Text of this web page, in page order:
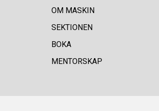
OM MASKIN
SEKTIONEN
BOKA
MENTORSKAP